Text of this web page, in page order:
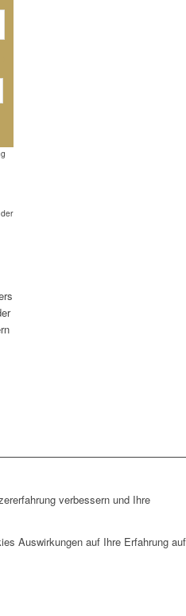
verbessern und Ihre
Auswirkungen auf Ihre Erfahrung auf